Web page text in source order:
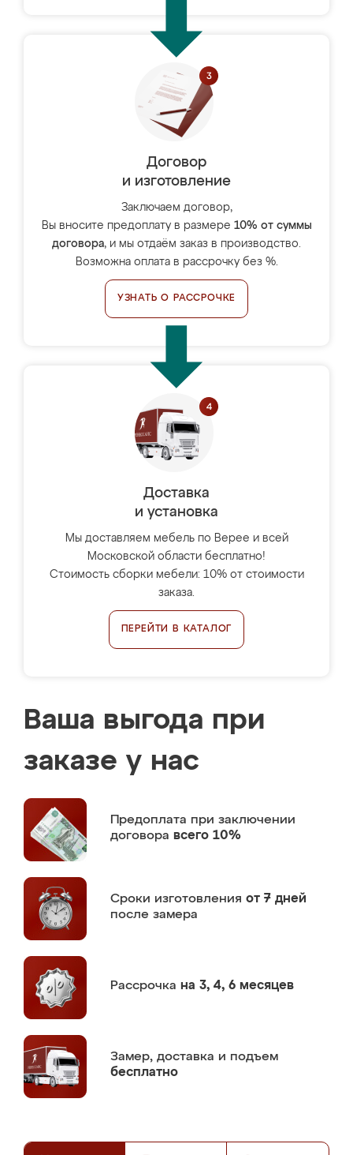
Договор
и изготовление
Заключаем договор,
Вы вносите предоплату в размере 10% от суммы
договора, и мы отдаём заказ в производство.
Возможна оплата в рассрочку без %.
УЗНАТЬ О РАССРОЧКЕ
Доставка
и установка
Мы доставляем мебель по Верее и всей
Московской области бесплатно!
Стоимость сборки мебели: 10% от стоимости
заказа.
ПЕРЕЙТИ В КАТАЛОГ
Ваша выгода при
заказе у нас
Предоплата при заключении
договора всего 10%
Сроки изготовления от 7 дней
после замера
Рассрочка на 3, 4, 6 месяцев
Замер, доставка и подъем
бесплатно